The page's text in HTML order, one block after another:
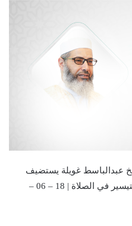
عبدالباسط غويلة يستضيف
فضيلة الشيخ د. محمد أبوعجيلة | التيسير في الصلاة | 18 – 06 –